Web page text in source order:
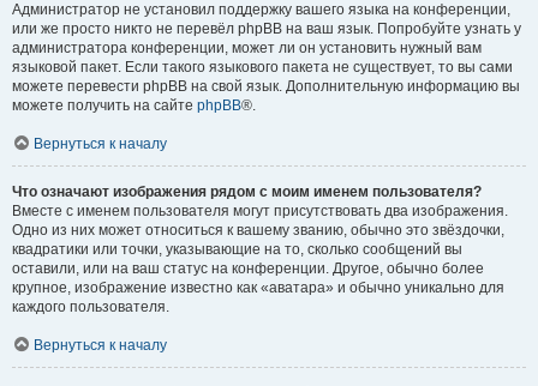
Администратор не установил поддержку вашего языка на конференции,
или же просто никто не перевёл phpBB на ваш язык. Попробуйте узнать у
администратора конференции, может ли он установить нужный вам
языковой пакет. Если такого языкового пакета не существует, то вы сами
можете перевести phpBB на свой язык. Дополнительную информацию вы
можете получить на сайте phpBB®.
Вернуться к началу
Что означают изображения рядом с моим именем пользователя?
Вместе с именем пользователя могут присутствовать два изображения.
Одно из них может относиться к вашему званию, обычно это звёздочки,
квадратики или точки, указывающие на то, сколько сообщений вы
оставили, или на ваш статус на конференции. Другое, обычно более
крупное, изображение известно как «аватара» и обычно уникально для
каждого пользователя.
Вернуться к началу